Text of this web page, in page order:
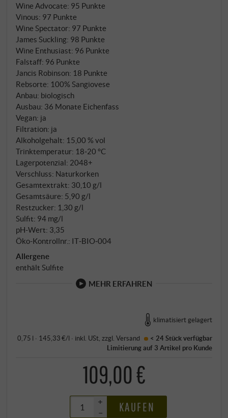
Lage eine Riserva. Der Weinberg Poggio al Vento
liegt im Herzen der Tenuta, auf halber Höhe des
Hügels über dem Orcia-Tal, bei 350 Metern. Seit
1974 gepflanzt. Der Name – "Hügel im Wind" – ist
Programm: ständig durchlüftet, südexponiert, auf
kalkreichen, skelettreichen Böden. Hier entstehen
Trauben, die Col d'Orcia für die anspruchsvollste
Kategorie im Keller reserviert, und selbst dann nur,
wenn der Jahrgang die Frage stellt: Ist das mehr als
ein Brunello annata? Kann dieser Wein Jahrzehnte
tragen? 2016 lautete die Antwort: ja.
Wine Advocate: 95 Punkte
Vinous: 97 Punkte
Wine Spectator: 97 Punkte
James Suckling: 98 Punkte
Wine Enthusiast: 96 Punkte
Falstaff: 96 Punkte
Jancis Robinson: 18 Punkte
Rebsorte: 100% Sangiovese
Anbau: biologisch
Ausbau: 36 Monate Eichenfass
Vegan: ja
Filtration: ja
Alkoholgehalt: 15,00 % vol
Trinktemperatur: 18‑20 °C
Lagerpotenzial: 2048+
Verschluss: Naturkorken
Gesamtextrakt: 30,10 g/l
Gesamtsäure: 5,90 g/l
Restzucker: 1,30 g/l
Sulfit: 94 mg/l
pH-Wert: 3,35
Öko-Kontrollnr.: IT‑BIO‑004
Allergene
enthält Sulfite
MEHR ERFAHREN
klimatisiert gelagert
0,75 l · 145,33 €/l · inkl. USt, zzgl.Versand < 24 Stückverfügbar
Limitierung auf 3 Artikel pro Kunde
109,00 €
+
–
KAUFEN